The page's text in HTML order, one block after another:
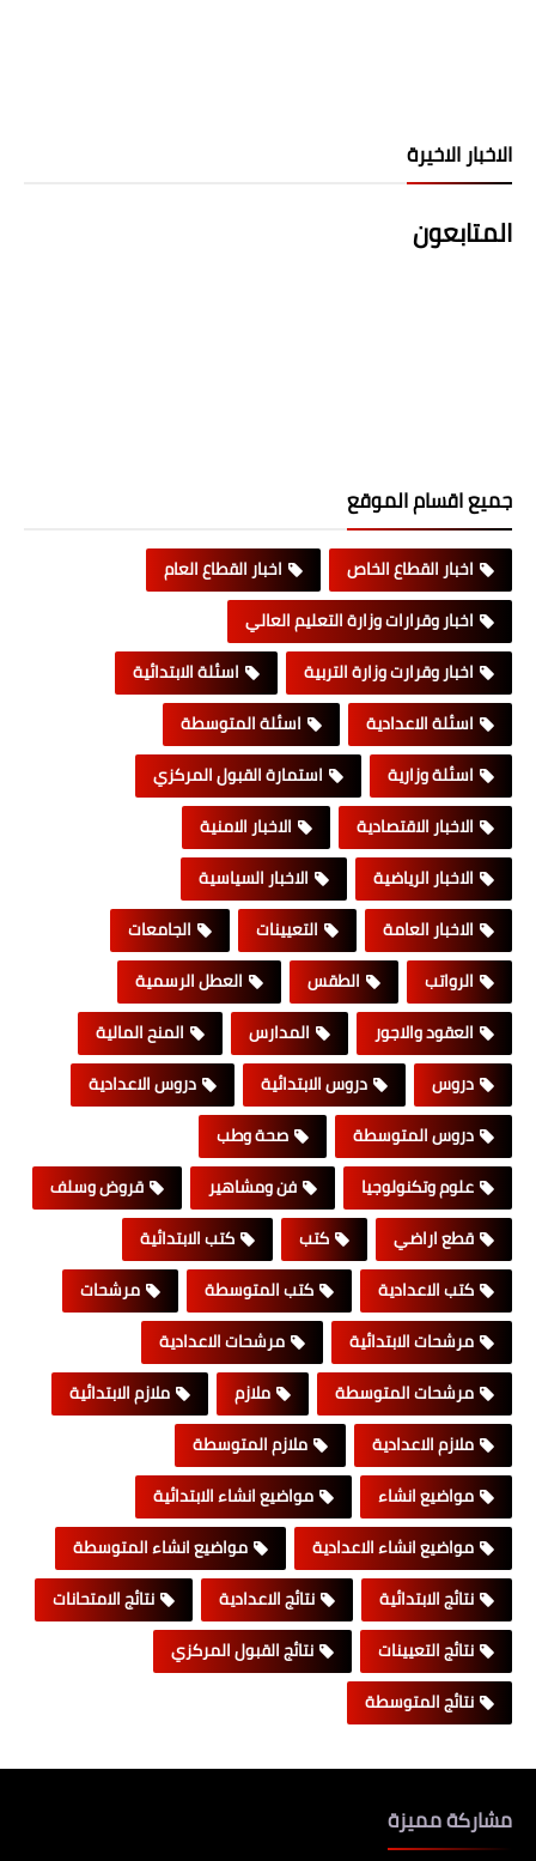
الاخبار الاخيرة
المتابعون
جميع اقسام الموقع
اخبار القطاع الخاص
اخبار القطاع العام
اخبار وقرارات وزارة التعليم العالي
اخبار وقرارت وزارة التربية
اسئلة الابتدائية
اسئلة الاعدادية
اسئلة المتوسطة
اسئلة وزارية
استمارة القبول المركزي
الاخبار الاقتصادية
الاخبار الامنية
الاخبار الرياضية
الاخبار السياسية
الاخبار العامة
التعيينات
الجامعات
الرواتب
الطقس
العطل الرسمية
العقود والاجور
المدارس
المنح المالية
دروس
دروس الابتدائية
دروس الاعدادية
دروس المتوسطة
صحة وطب
علوم وتكنولوجيا
فن ومشاهير
قروض وسلف
قطع اراضي
كتب
كتب الابتدائية
كتب الاعدادية
كتب المتوسطة
مرشحات
مرشحات الابتدائية
مرشحات الاعدادية
مرشحات المتوسطة
ملازم
ملازم الابتدائية
ملازم الاعدادية
ملازم المتوسطة
مواضيع انشاء
مواضيع انشاء الابتدائية
مواضيع انشاء الاعدادية
مواضيع انشاء المتوسطة
نتائج الابتدائية
نتائج الاعدادية
نتائج الامتحانات
نتائج التعيينات
نتائج القبول المركزي
نتائج المتوسطة
مشاركة مميزة